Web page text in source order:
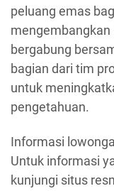
peluang emas
bergabung
bagian dari tim
untuk
pengetahuan.
Informasi
Untuk informasi
kunjungi situs